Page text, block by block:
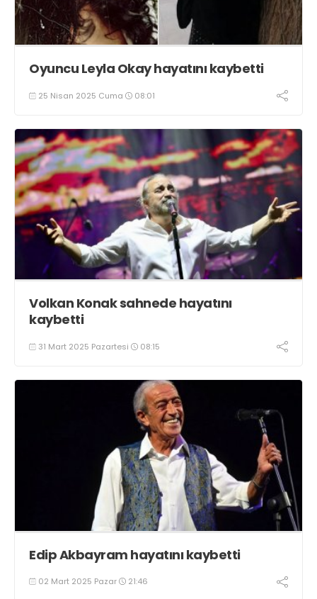
Oyuncu Leyla Okay hayatını kaybetti
25 Nisan 2025 Cuma 08:01
Volkan Konak sahnede hayatını
kaybetti
31 Mart 2025 Pazartesi 08:15
Edip Akbayram hayatını kaybetti
02 Mart 2025 Pazar 21:46